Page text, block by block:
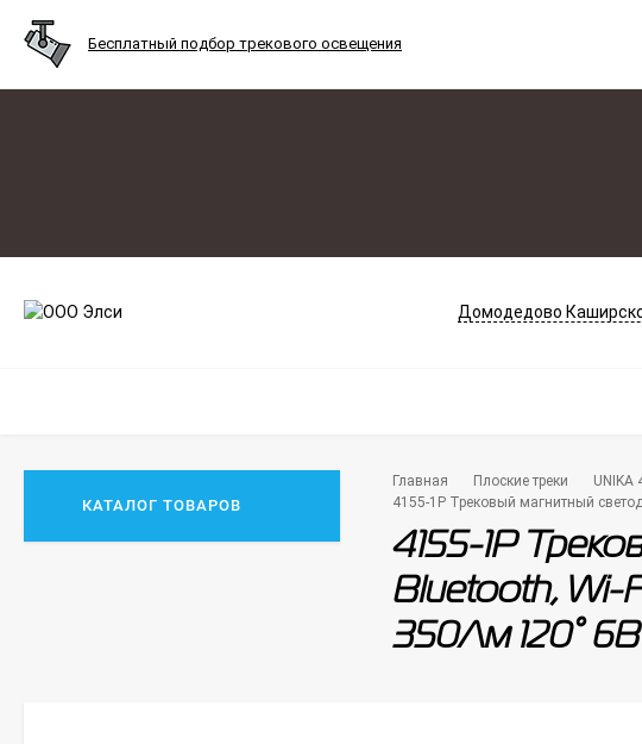
Бесплатный подбор трекового освещения
Домодедово
КАТАЛОГ ТОВАРОВ
Главная Плоские треки
UNIKA
4155-1P Трековый магнитный
4155-1P
Bluetooth, Wi-
350Лм 120°